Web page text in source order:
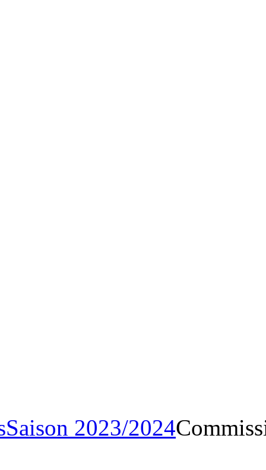
ArchivesSaison 2023/